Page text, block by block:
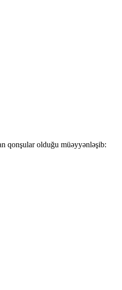
qonşular olduğu müəyyənləşib: